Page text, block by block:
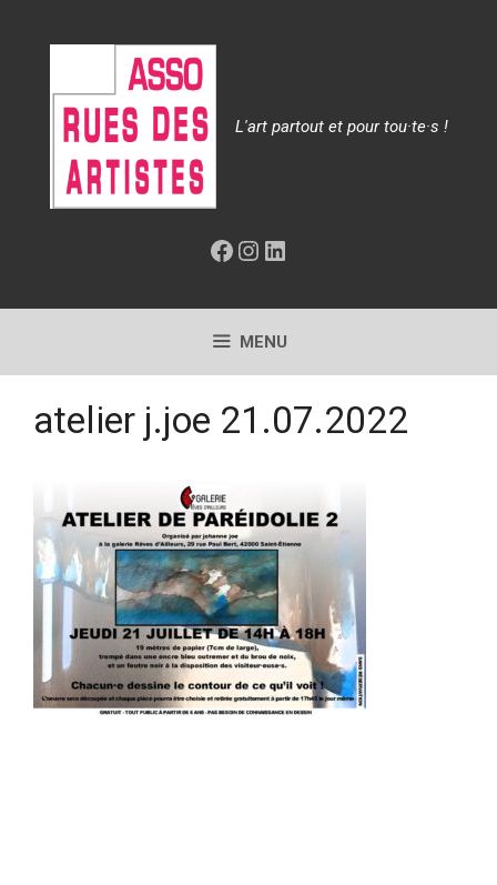
L'art partout et pour tou·te·s !
Facebook
Instagram
LinkedIn
MENU
atelier j.joe 21.07.2022